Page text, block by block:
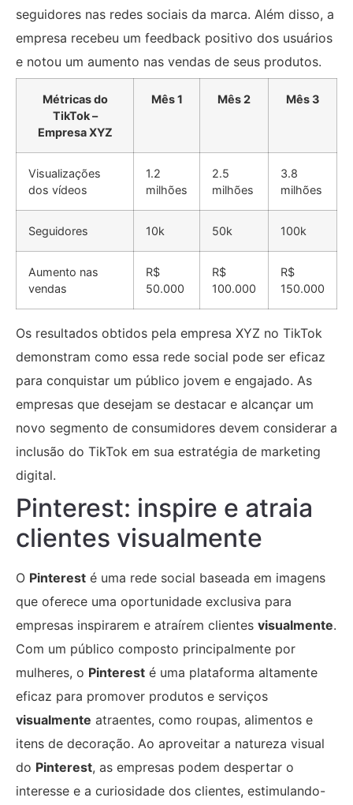
seguidores nas redes sociais da marca. Além disso, a
empresa recebeu um feedback positivo dos usuários
e notou um aumento nas vendas de seus produtos.
Métricas do
TikTok –
Empresa XYZ
Mês 1 Mês 2 Mês 3
Visualizações
dos vídeos
1.2
milhões
2.5
milhões
3.8
milhões
Seguidores 10k 50k 100k
Aumento nas
vendas
R$
50.000
R$
100.000
R$
150.000
Os resultados obtidos pela empresa XYZ no TikTok
demonstram como essa rede social pode ser eficaz
para conquistar um público jovem e engajado. As
empresas que desejam se destacar e alcançar um
novo segmento de consumidores devem considerar a
inclusão do TikTok em sua estratégia de marketing
digital.
Pinterest: inspire e atraia
clientes visualmente
O Pinterest é uma rede social baseada em imagens
que oferece uma oportunidade exclusiva para
empresas inspirarem e atraírem clientes visualmente.
Com um público composto principalmente por
mulheres, o Pinterest é uma plataforma altamente
eficaz para promover produtos e serviços
visualmente atraentes, como roupas, alimentos e
itens de decoração. Ao aproveitar a natureza visual
do Pinterest, as empresas podem despertar o
interesse e a curiosidade dos clientes, estimulando-